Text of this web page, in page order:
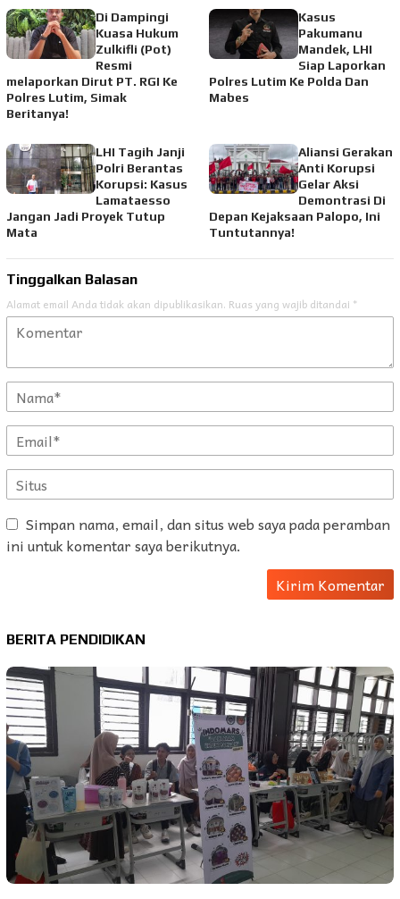
Di Dampingi
Kuasa Hukum
Zulkifli (Pot)
Resmi
melaporkan Dirut PT. RGI Ke
Polres Lutim, Simak
Beritanya!
Kasus
Pakumanu
Mandek, LHI
Siap Laporkan
Polres Lutim Ke Polda Dan
Mabes
LHI Tagih Janji
Polri Berantas
Korupsi: Kasus
Lamataesso
Jangan Jadi Proyek Tutup
Mata
Aliansi Gerakan
Anti Korupsi
Gelar Aksi
Demontrasi Di
Depan Kejaksaan Palopo, Ini
Tuntutannya!
Tinggalkan Balasan
Alamat email Anda tidak akan dipublikasikan. Ruas yang wajib ditandai *
Simpan nama, email, dan situs web saya pada peramban
ini untuk komentar saya berikutnya.
BERITA PENDIDIKAN